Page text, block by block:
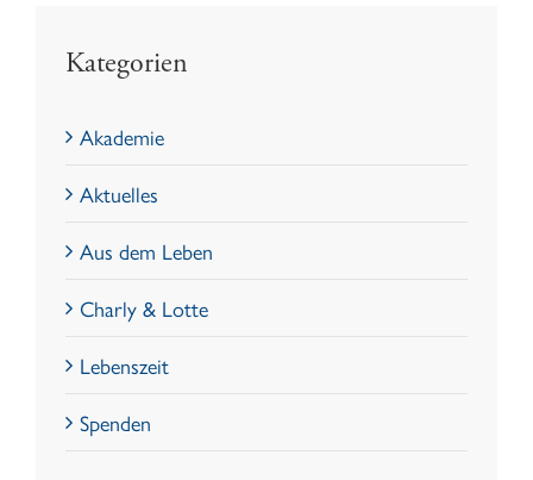
Kategorien
Akademie
Aktuelles
Aus dem Leben
Charly & Lotte
Lebenszeit
Spenden